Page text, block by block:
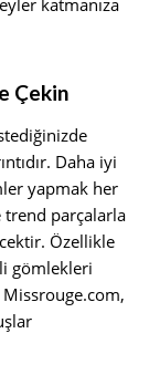
Çekin
Daha iyi
yapmak her
parçalarla
Özellikle
gömlekleri